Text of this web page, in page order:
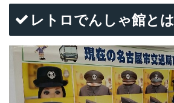
レトロでんしゃ館とは